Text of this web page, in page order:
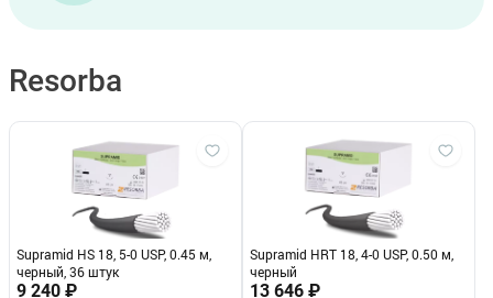
Resorba
Supramid HS 18, 5-0 USP, 0.45 м,
черный, 36 штук
9 240 ₽
Supramid HRT 18, 4-0 USP, 0.50 м,
черный
13 646 ₽